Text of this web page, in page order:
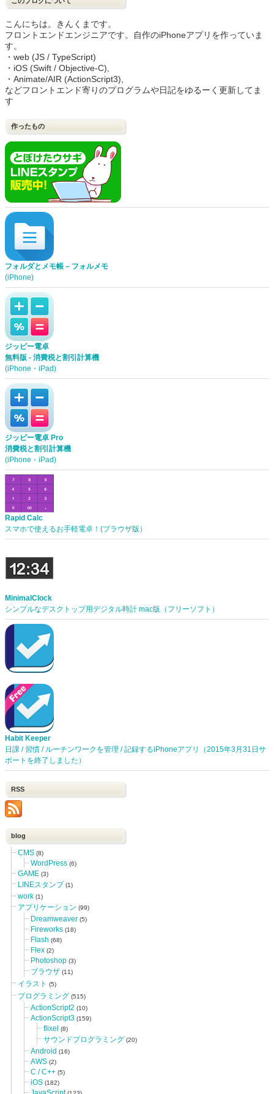
こんにちは。きんくまです。
フロントエンドエンジニアです。自作のiPhoneアプリを作っていま
す。
・web (JS / TypeScript)
・iOS (Swift / Objective-C),
・Animate/AIR (ActionScript3),
などフロントエンド寄りのプログラムや日記をゆるーく更新してま
す
作ったもの
フォルダとメモ帳 – フォルメモ
(iPhone)
ジッピー電卓
無料版 - 消費税と割引計算機
(iPhone・iPad)
ジッピー電卓 Pro
消費税と割引計算機
(iPhone・iPad)
Rapid Calc
スマホで使えるお手軽電卓！(ブラウザ版）
MinimalClock
シンプルなデスクトップ用デジタル時計 mac版（フリーソフト）
Habit Keeper
日課 / 習慣 / ルーチンワークを管理 / 記録するiPhoneアプリ（2015年3月31日サ
ポートを終了しました）
RSS
blog
CMS (8)
WordPress (6)
GAME (3)
LINEスタンプ (1)
work (1)
アプリケーション (99)
Dreamweaver (5)
Fireworks (18)
Flash (68)
Flex (2)
Photoshop (3)
ブラウザ (11)
イラスト (5)
プログラミング (515)
ActionScript2 (10)
ActionScript3 (159)
flixel (8)
サウンドプログラミング (20)
Android (16)
AWS (2)
C / C++ (5)
iOS (182)